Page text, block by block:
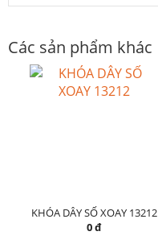
Các sản phẩm khác
KHÓA DÂY SỐ XOAY 13212
0 đ